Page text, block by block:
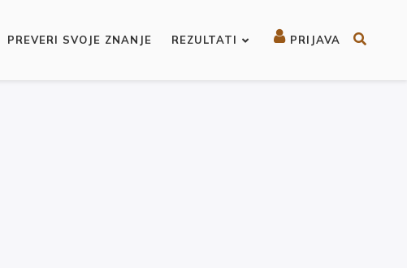
PREVERI SVOJE ZNANJE REZULTATI PRIJAVA